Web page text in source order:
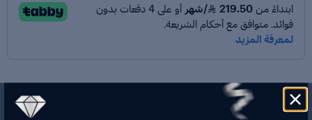
رقم الموديل RR031522